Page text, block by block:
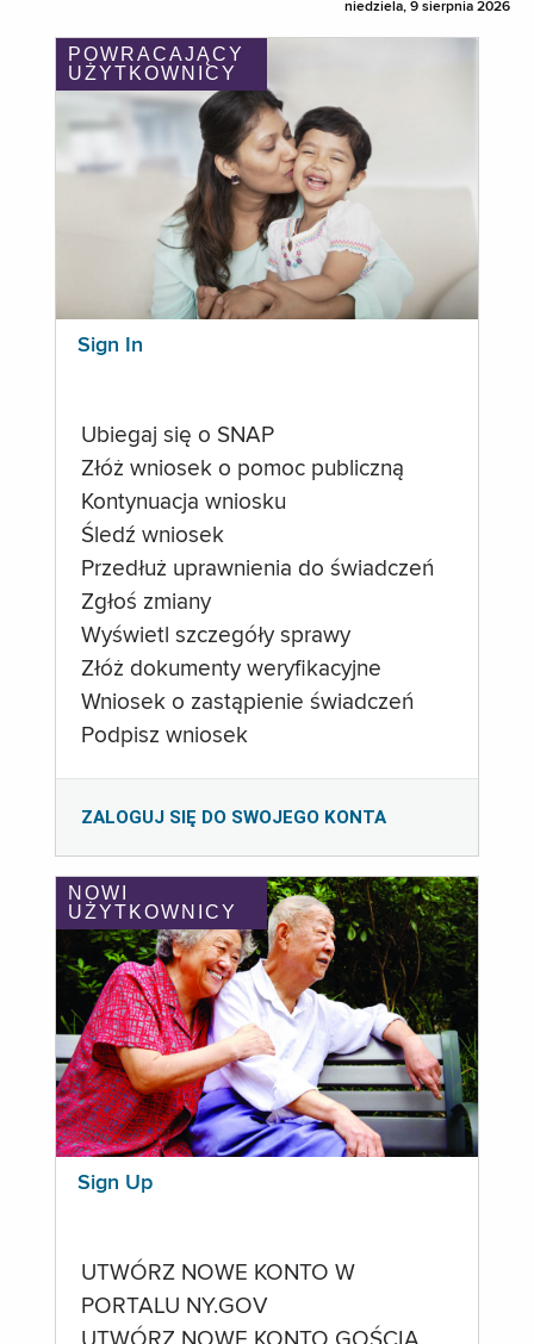
niedziela, 9 sierpnia 2026
POWRACAJĄCY
UŻYTKOWNICY
Sign In
Ubiegaj się o SNAP
Złóż wniosek o pomoc publiczną
Kontynuacja wniosku
Śledź wniosek
Przedłuż uprawnienia do świadczeń
Zgłoś zmiany
Wyświetl szczegóły sprawy
Złóż dokumenty weryfikacyjne
Wniosek o zastąpienie świadczeń
Podpisz wniosek
ZALOGUJ SIĘ DO SWOJEGO KONTA
NOWI
UŻYTKOWNICY
Sign Up
UTWÓRZ NOWE KONTO W
PORTALU NY.GOV